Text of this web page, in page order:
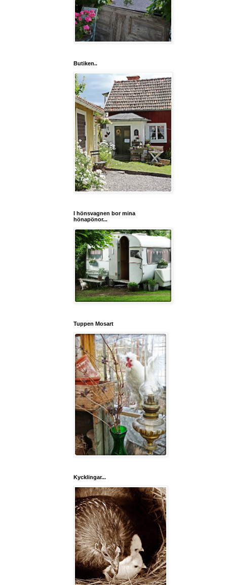
Butiken..
I hönsvagnen bor mina
hönapönor...
Tuppen Mosart
Kycklingar...